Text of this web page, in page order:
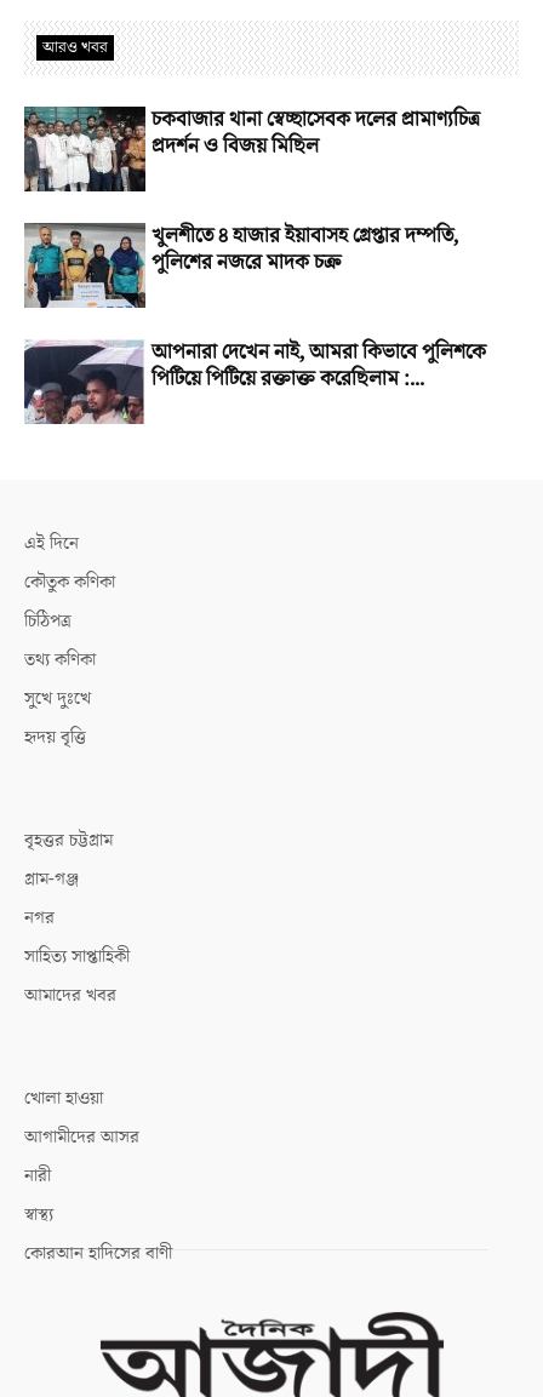
আরও খবর
চকবাজার থানা স্বেচ্ছাসেবক দলের প্রামাণ্যচিত্র
প্রদর্শন ও বিজয় মিছিল
খুলশীতে ৪ হাজার ইয়াবাসহ গ্রেপ্তার দম্পতি,
পুলিশের নজরে মাদক চক্র
আপনারা দেখেন নাই, আমরা কিভাবে পুলিশকে
পিটিয়ে পিটিয়ে রক্তাক্ত করেছিলাম :...
এই দিনে
কৌতুক কণিকা
চিঠিপত্র
তথ্য কণিকা
সুখে দুঃখে
হৃদয় বৃত্তি
বৃহত্তর চট্টগ্রাম
গ্রাম-গঞ্জ
নগর
সাহিত্য সাপ্তাহিকী
আমাদের খবর
খোলা হাওয়া
আগামীদের আসর
নারী
স্বাস্থ্য
কোরআন হাদিসের বাণী